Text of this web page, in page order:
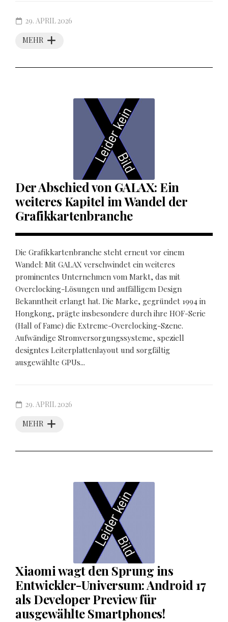
MEHR
29. APRIL 2026
Der Abschied von GALAX: Ein
weiteres Kapitel im Wandel der
Grafikkartenbranche
Die Grafikkartenbranche steht erneut vor einem
Wandel: Mit GALAX verschwindet ein weiteres
prominentes Unternehmen vom Markt, das mit
Overclocking-Lösungen und auffälligem Design
Bekanntheit erlangt hat. Die Marke, gegründet 1994 in
Hongkong, prägte insbesondere durch ihre HOF-Serie
(Hall of Fame) die Extreme-Overclocking-Szene.
Aufwändige Stromversorgungssysteme, speziell
designtes Leiterplattenlayout und sorgfältig
ausgewählte GPUs...
MEHR
29. APRIL 2026
Xiaomi wagt den Sprung ins
Entwickler-Universum: Android 17
als Developer Preview für
ausgewählte Smartphones!